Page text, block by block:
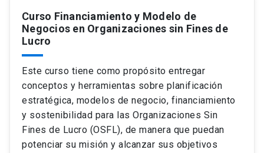
Curso Financiamiento y Modelo de
Negocios en Organizaciones sin Fines de
Lucro
Este curso tiene como propósito entregar
conceptos y herramientas sobre planificación
estratégica, modelos de negocio, financiamiento
y sostenibilidad para las Organizaciones Sin
Fines de Lucro (OSFL), de manera que puedan
potenciar su misión y alcanzar sus objetivos